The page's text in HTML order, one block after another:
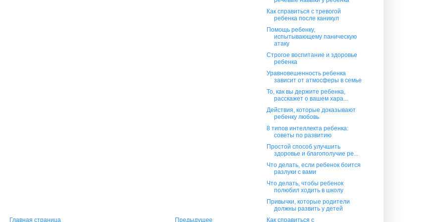
Предыдущее
Главная страница
Как справиться с тревогой
ребенка после каникул
Помощь ребенку,
испытывающему паническую
атаку
Строгое воспитание и здоровье
ребенка
Уравновешенность ребенка
зависит от атмосферы в семье
То, как вы держите ребенка,
расскажет о вашем хара...
Действия, которые доказывают
ребенку любовь
8 типов интеллекта ребенка:
советы по развитию
Простой способ улучшить
здоровье и благополучие ре...
Что делать, если ребенок боится
разлуки с вами
Что делать, чтобы ребенок
полюбил ходить в школу
Привычки, которые родители
должны развить у детей
Как справиться с